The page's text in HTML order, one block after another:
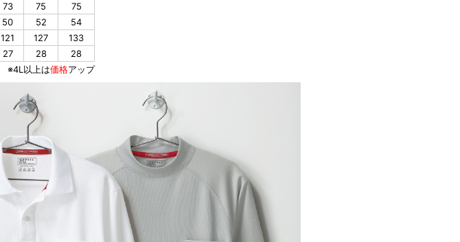
73 75
75
50 52
54
121 127
133
27 28
28
※4L以上は価格アップ